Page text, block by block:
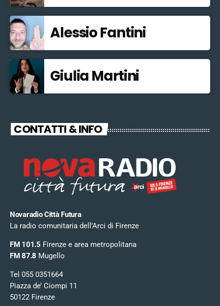
Alessio Fantini
Giulia Martini
CONTATTI & INFO
Novaradio Città Futura
La radio comunitaria dell’Arci di Firenze
FM 101.5 Firenze e area metropolitana
FM 87.8 Mugello
Tel 055 0351664
Piazza de’ Ciompi 11
50122 Firenze